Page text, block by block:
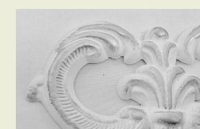
Warenkorb
Mein Konto
Kasse
Beispiele